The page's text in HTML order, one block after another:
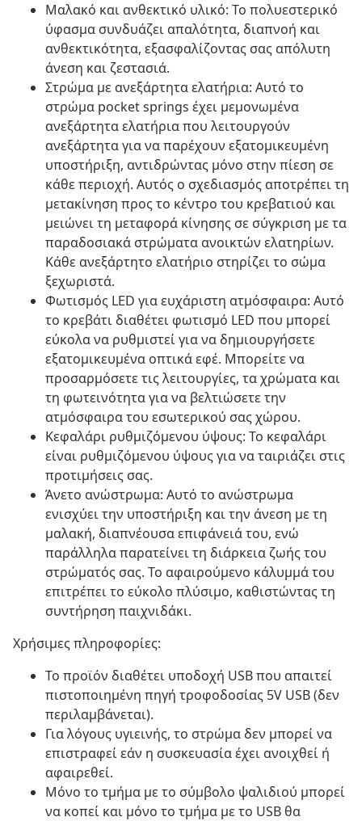
Μαλακό και ανθεκτικό υλικό: Το πολυεστερικό
ύφασμα συνδυάζει απαλότητα, διαπνοή και
ανθεκτικότητα, εξασφαλίζοντας σας απόλυτη
άνεση και ζεστασιά.
Στρώμα με ανεξάρτητα ελατήρια: Αυτό το
στρώμα pocket springs έχει μεμονωμένα
ανεξάρτητα ελατήρια που λειτουργούν
ανεξάρτητα για να παρέχουν εξατομικευμένη
υποστήριξη, αντιδρώντας μόνο στην πίεση σε
κάθε περιοχή. Αυτός ο σχεδιασμός αποτρέπει τη
μετακίνηση προς το κέντρο του κρεβατιού και
μειώνει τη μεταφορά κίνησης σε σύγκριση με τα
παραδοσιακά στρώματα ανοικτών ελατηρίων.
Κάθε ανεξάρτητο ελατήριο στηρίζει το σώμα
ξεχωριστά.
Φωτισμός LED για ευχάριστη ατμόσφαιρα: Αυτό
το κρεβάτι διαθέτει φωτισμό LED που μπορεί
εύκολα να ρυθμιστεί για να δημιουργήσετε
εξατομικευμένα οπτικά εφέ. Μπορείτε να
προσαρμόσετε τις λειτουργίες, τα χρώματα και
τη φωτεινότητα για να βελτιώσετε την
ατμόσφαιρα του εσωτερικού σας χώρου.
Κεφαλάρι ρυθμιζόμενου ύψους: Το κεφαλάρι
είναι ρυθμιζόμενου ύψους για να ταιριάζει στις
προτιμήσεις σας.
Άνετο ανώστρωμα: Αυτό το ανώστρωμα
ενισχύει την υποστήριξη και την άνεση με τη
μαλακή, διαπνέουσα επιφάνειά του, ενώ
παράλληλα παρατείνει τη διάρκεια ζωής του
στρώματός σας. Το αφαιρούμενο κάλυμμά του
επιτρέπει το εύκολο πλύσιμο, καθιστώντας τη
συντήρηση παιχνιδάκι.
Χρήσιμες πληροφορίες:
Το προϊόν διαθέτει υποδοχή USB που απαιτεί
πιστοποιημένη πηγή τροφοδοσίας 5V USB (δεν
περιλαμβάνεται).
Για λόγους υγιεινής, το στρώμα δεν μπορεί να
επιστραφεί εάν η συσκευασία έχει ανοιχθεί ή
αφαιρεθεί.
Μόνο το τμήμα με το σύμβολο ψαλιδιού μπορεί
να κοπεί και μόνο το τμήμα με το USB θα